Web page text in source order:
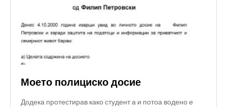
Моето полициско досие
Додека протестирав како студент а и потоа водено е